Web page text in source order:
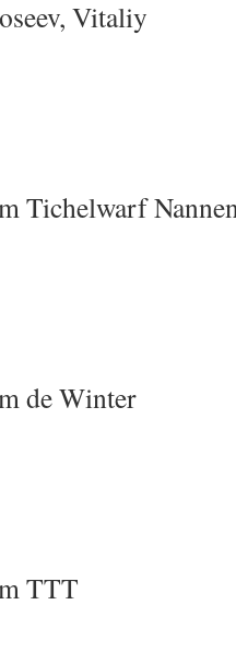
Vitaliy
Tichelwarf
de Winter
TTT